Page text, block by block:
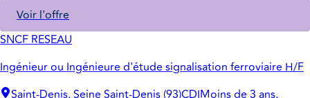
Voir l'offre
SNCF RESEAU
Ingénieur ou Ingénieure d'étude signalisation ferroviaire H/F